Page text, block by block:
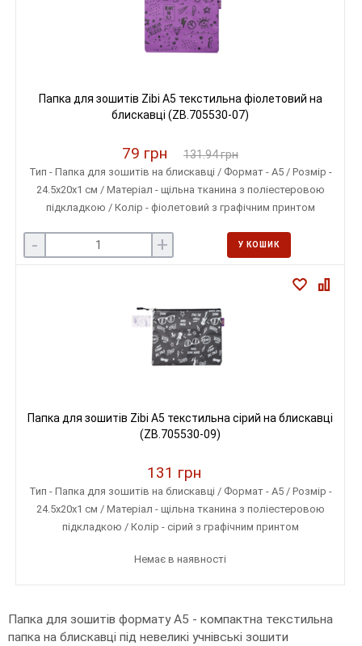
Папка для зошитів Zibi A5 текстильна фіолетовий на
блискавці (ZB.705530-07)
79 грн 131.94 грн
Тип - Папка для зошитів на блискавці / Формат - A5 / Розмір -
24.5х20х1 см / Матеріал - щільна тканина з поліестеровою
підкладкою / Колір - фіолетовий з графічним принтом
- + У КОШИК
Папка для зошитів Zibi A5 текстильна сірий на блискавці
(ZB.705530-09)
131 грн
Тип - Папка для зошитів на блискавці / Формат - A5 / Розмір -
24.5х20х1 см / Матеріал - щільна тканина з поліестеровою
підкладкою / Колір - сірий з графічним принтом
Немає в наявності
Папка для зошитів формату А5 - компактна текстильна
папка на блискавці під невеликі учнівські зошити